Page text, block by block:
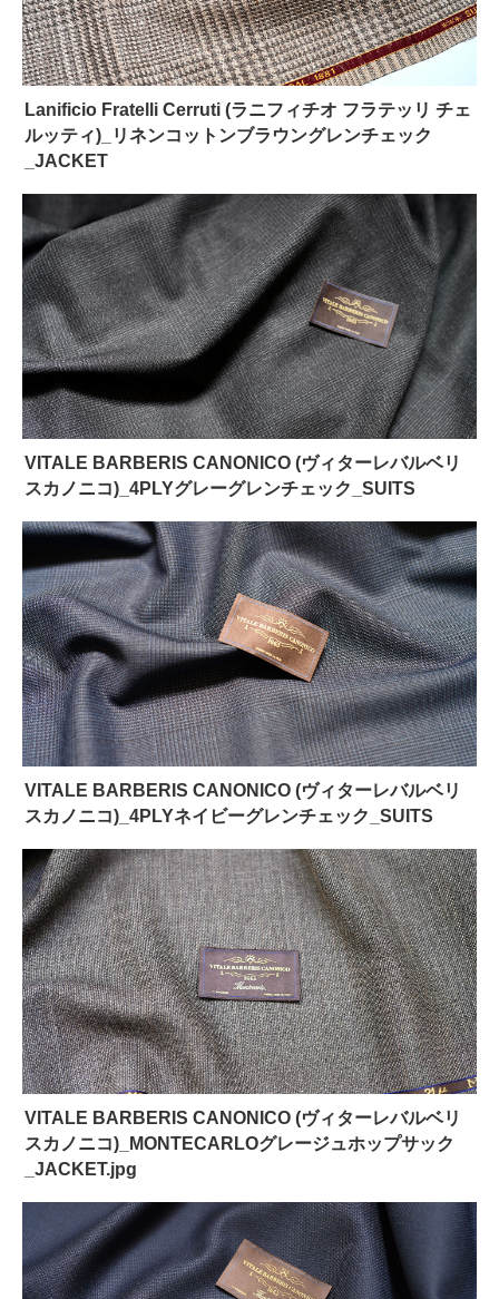
Lanificio Fratelli Cerruti (ラニフィチオ フラテッリ チェ
ルッティ)_リネンコットンブラウングレンチェック
_JACKET
VITALE BARBERIS CANONICO (ヴィターレバルベリ
スカノニコ)_4PLYグレーグレンチェック_SUITS
VITALE BARBERIS CANONICO (ヴィターレバルベリ
スカノニコ)_4PLYネイビーグレンチェック_SUITS
VITALE BARBERIS CANONICO (ヴィターレバルベリ
スカノニコ)_MONTECARLOグレージュホップサック
_JACKET.jpg